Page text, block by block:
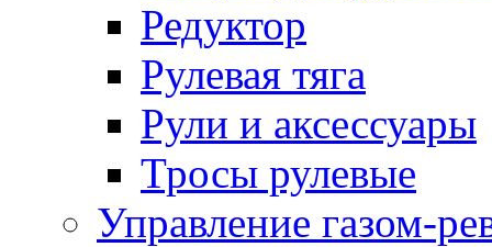
Редуктор
Рулевая тяга
Рули и аксессуары
Тросы рулевые
Управление газом-